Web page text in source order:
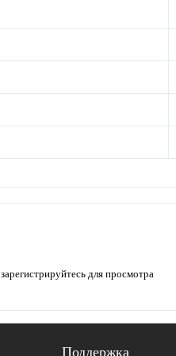
зарегистрируйтесь для просмотра
Поддержка